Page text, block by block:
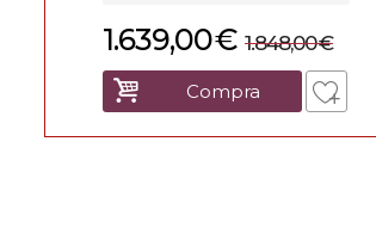
€
1.639,00 €
1.848,00
Compra